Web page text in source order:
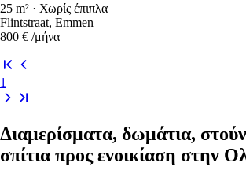
25 m² · Χωρίς έπιπλα
Flintstraat, Emmen
800 € /μήνα
1
Διαμερίσματα, δωμάτια,
σπίτια προς ενοικίαση στην